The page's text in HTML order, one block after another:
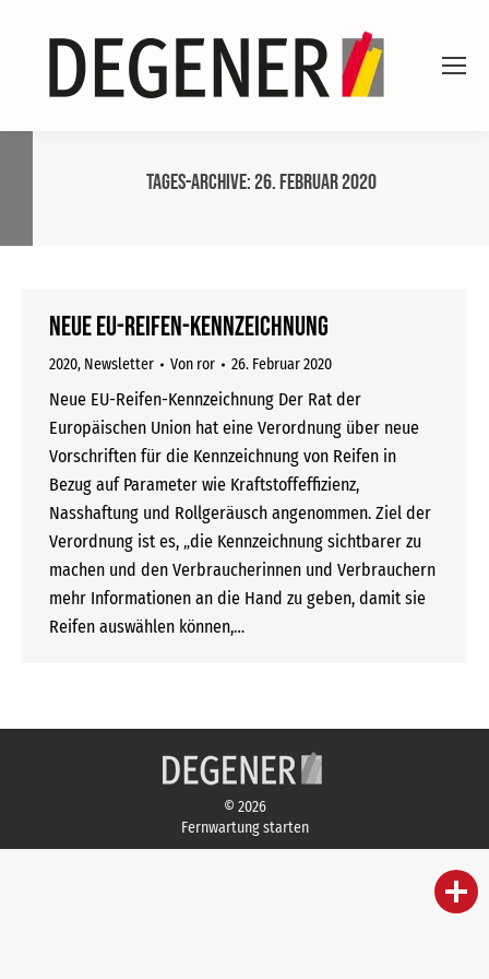
Tages-Archive:26. Februar 2020
Neue EU-Reifen-Kennzeichnung
2020, Newsletter Von ror 26. Februar 2020
Neue EU-Reifen-Kennzeichnung Der Rat der
Europäischen Union hat eine Verordnung über neue
Vorschriften für die Kennzeichnung von Reifen in
Bezug auf Parameter wie Kraftstoffeffizienz,
Nasshaftung und Rollgeräusch angenommen. Ziel der
Verordnung ist es, „die Kennzeichnung sichtbarer zu
machen und den Verbraucherinnen und Verbrauchern
mehr Informationen an die Hand zu geben, damit sie
Reifen auswählen können,…
© 2026
Fernwartung starten